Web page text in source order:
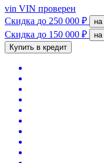
vin VIN проверен
Скидка до 250 000 ₽
Скидка до 150 000 ₽
Купить в кредит